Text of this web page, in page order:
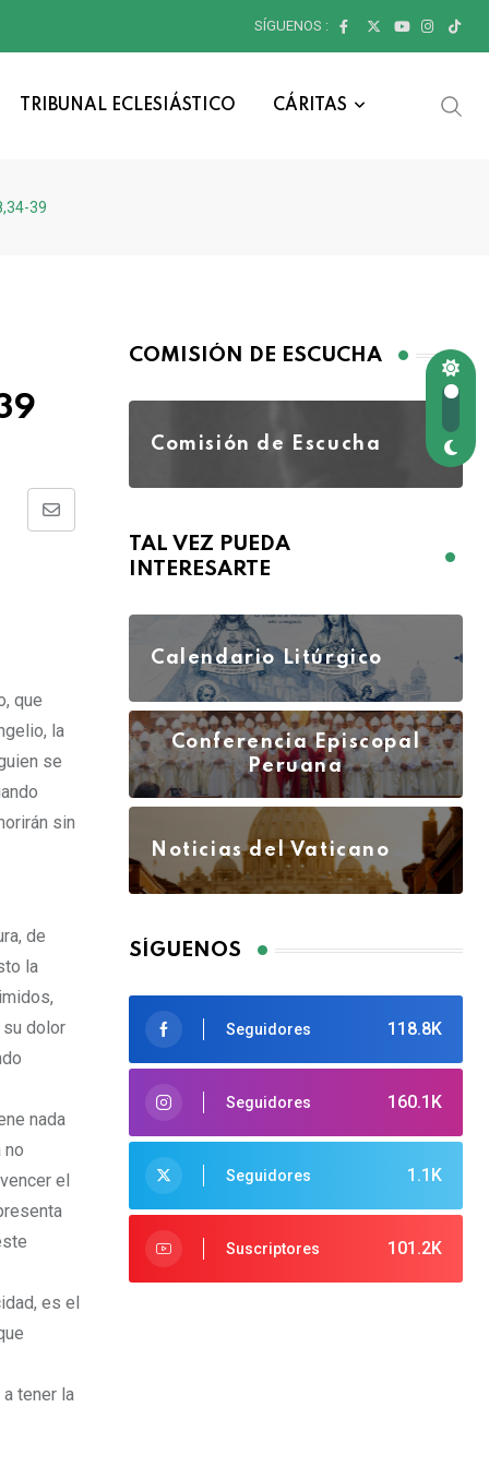
SÍGUENOS :
TRIBUNAL ECLESIÁSTICO CÁRITAS
39
que
la
se
sin
de
la
dolor
nada
no
el
es el
tener la
COMISIÓN DE ESCUCHA
Comisión de Escucha
TAL VEZ PUEDA
INTERESARTE
Calendario Litúrgico
Conferencia Episcopal
Peruana
Noticias del Vaticano
SÍGUENOS
118.8K
Seguidores
160.1K
Seguidores
1.1K
Seguidores
101.2K
Suscriptores